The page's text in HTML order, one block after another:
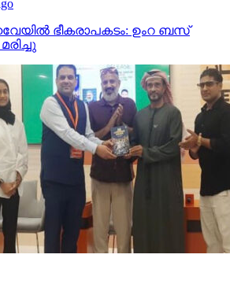
ഭീകരാപകടം: ഉംറ ബസ്